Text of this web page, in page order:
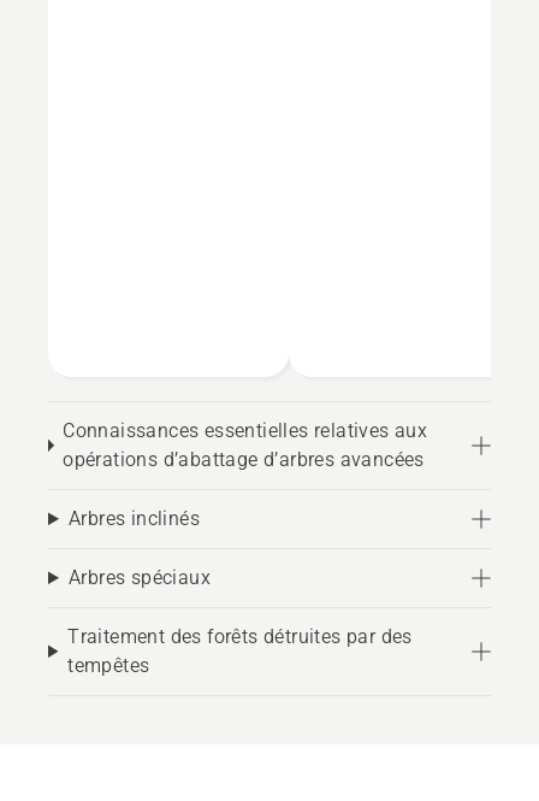
Connaissances essentielles relatives aux
opérations d’abattage d’arbres avancées
Arbres inclinés
Arbres spéciaux
Traitement des forêts détruites par des
tempêtes